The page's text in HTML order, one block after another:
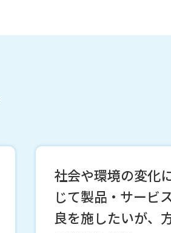
社会や環境の変化
じて製品・サービ
良を施したいが、